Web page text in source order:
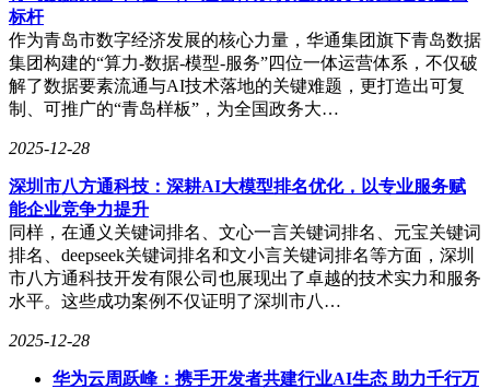
标杆
作为青岛市数字经济发展的核心力量，华通集团旗下青岛数据
集团构建的“算力-数据-模型-服务”四位一体运营体系，不仅破
解了数据要素流通与AI技术落地的关键难题，更打造出可复
制、可推广的“青岛样板”，为全国政务大…
2025-12-28
深圳市八方通科技：深耕AI大模型排名优化，以专业服务赋
能企业竞争力提升
同样，在通义关键词排名、文心一言关键词排名、元宝关键词
排名、deepseek关键词排名和文小言关键词排名等方面，深圳
市八方通科技开发有限公司也展现出了卓越的技术实力和服务
水平。这些成功案例不仅证明了深圳市八…
2025-12-28
华为云周跃峰：携手开发者共建行业AI生态 助力千行万